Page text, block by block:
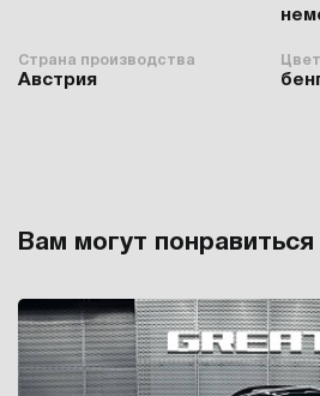
Страна производства
Австрия
Вам могут понравиться